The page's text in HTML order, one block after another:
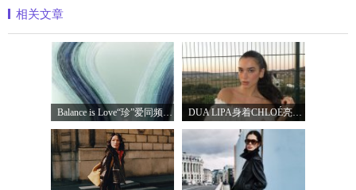
相关文章
Balance is Love“珍”爱同频 耀启七夕 TASA